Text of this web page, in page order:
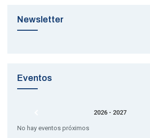
Newsletter
Eventos
2026 - 2027
No hay eventos próximos